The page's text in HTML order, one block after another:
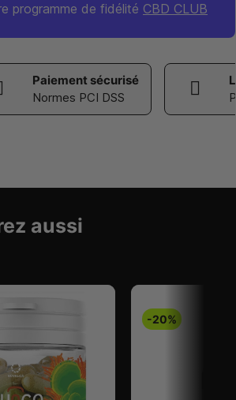
programme de fidélité CBD CLUB
Paiement sécurisé
Normes PCI DSS
aussi
-20%